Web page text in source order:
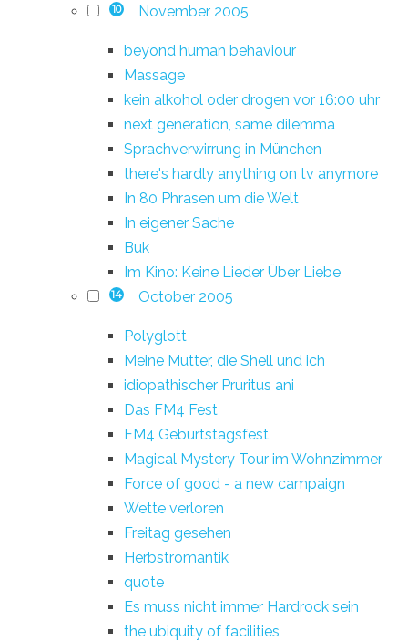
10 November 2005
beyond human behaviour
Massage
kein alkohol oder drogen vor 16:00 uhr
next generation, same dilemma
Sprachverwirrung in München
there's hardly anything on tv anymore
In 80 Phrasen um die Welt
In eigener Sache
Buk
Im Kino: Keine Lieder Über Liebe
14 October 2005
Polyglott
Meine Mutter, die Shell und ich
idiopathischer Pruritus ani
Das FM4 Fest
FM4 Geburtstagsfest
Magical Mystery Tour im Wohnzimmer
Force of good - a new campaign
Wette verloren
Freitag gesehen
Herbstromantik
quote
Es muss nicht immer Hardrock sein
the ubiquity of facilities